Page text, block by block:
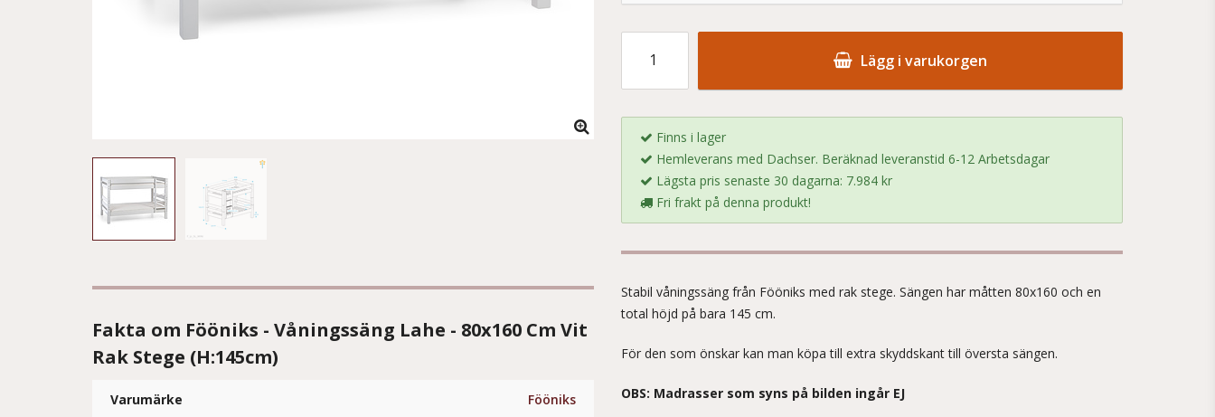
Fakta om Fööniks - Våningssäng Lahe - 80x160 Cm Vit
Rak Stege (H:145cm)
Varumärke Fööniks
Lägg i varukorgen
Finns i lager
Hemleverans med Dachser. Beräknad leveranstid 6-12 Arbetsdagar
Lägsta pris senaste 30 dagarna: 7.984 kr
Fri frakt på denna produkt!
Stabil våningssäng från Fööniks med rak stege. Sängen har måtten 80x160 och en
total höjd på bara 145 cm.
För den som önskar kan man köpa till extra skyddskant till översta sängen.
OBS: Madrasser som syns på bilden ingår EJ